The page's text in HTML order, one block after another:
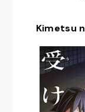
Kimetsu